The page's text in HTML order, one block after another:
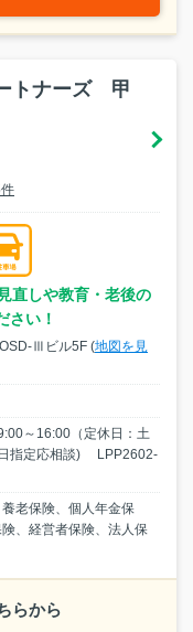
トナーズ 甲
直しや教育・老後の
さい！
Ⅲビル5F (地図を見
～16:00（定休日：土
日指定応相談) LPP2602-
老保険、個人年金保
、経営者保険、法人保
らから